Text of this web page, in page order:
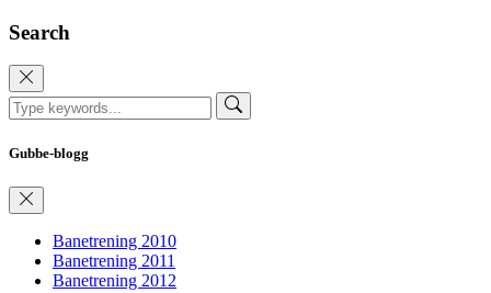
Search
Gubbe-blogg
Banetrening 2010
Banetrening 2011
Banetrening 2012